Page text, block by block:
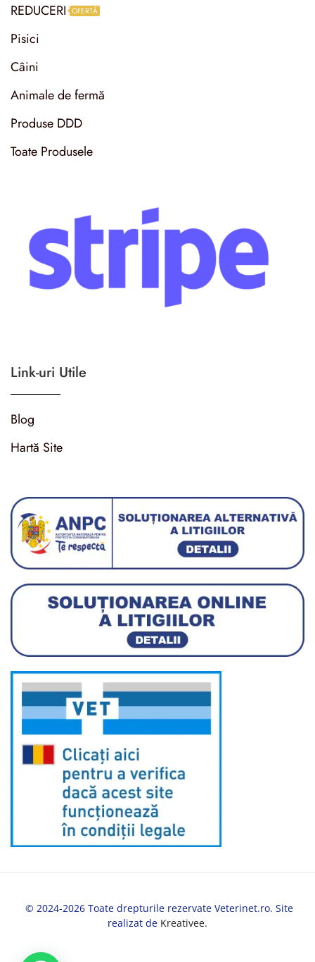
REDUCERI OFERTĂ
Pisici
Câini
Animale de fermă
Produse DDD
Toate Produsele
Link-uri Utile
Blog
Hartă Site
© 2024-2026 Toate drepturile rezervate Veterinet.ro. Site
realizat de Kreativee.